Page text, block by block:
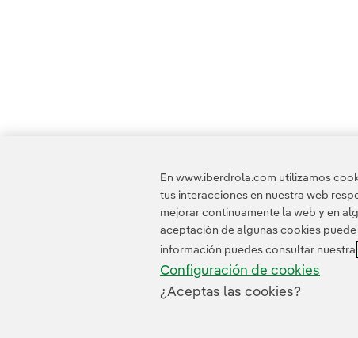
En www.iberdrola.com utilizamos
tus interacciones en nuestra web
mejorar continuamente la web y en
aceptación de algunas cookies
información puedes consultar nuestra
Configuración de cookies
¿Aceptas las cookies?